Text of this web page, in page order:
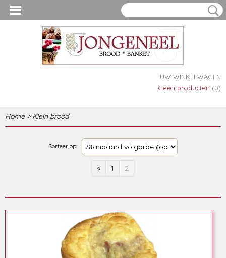
UW WINKELWAGEN
Geen producten (0)
Home> Klein brood
Sorteer op:
« 1 2